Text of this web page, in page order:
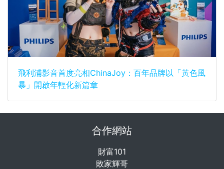
飛利浦影音首度亮相ChinaJoy：百年品牌以「黃色風
暴」開啟年輕化新篇章
合作網站
財富101
敗家輝哥